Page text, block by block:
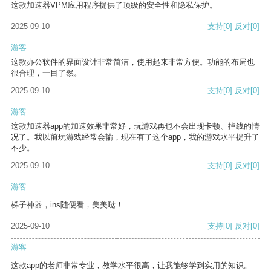
这款加速器VPM应用程序提供了顶级的安全性和隐私保护。
2025-09-10 支持[0] 反对[0]
游客
这款办公软件的界面设计非常简洁，使用起来非常方便。功能的布局也
很合理，一目了然。
2025-09-10
支持[0] 反对[0]
游客
这款加速器app的加速效果非常好，玩游戏再也不会出现卡顿、掉线的情
况了。我以前玩游戏经常会输，现在有了这个app，我的游戏水平提升了
不少。
2025-09-10
支持[0] 反对[0]
游客
梯子神器，ins随便看，美美哒！
2025-09-10 支持[0] 反对[0]
游客
这款app的老师非常专业，教学水平很高，让我能够学到实用的知识。